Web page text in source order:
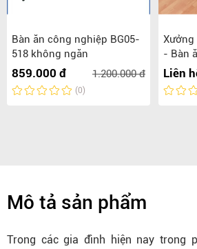
Bàn ăn công nghiệp BG05-
518 không ngăn
859.000 đ 1.200.000 đ
(0)
Xưởng
- Bàn
Liên
Mô tả sản phẩm
Trong các gia đình hiện nay trong